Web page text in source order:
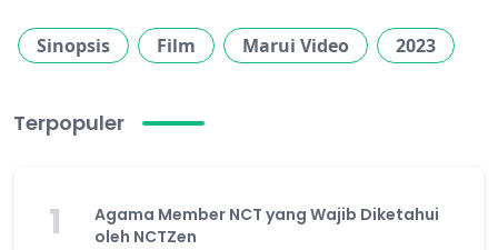
Sinopsis Film Marui Video 2023
Terpopuler
1
Agama Member NCT yang Wajib Diketahui
oleh NCTZen